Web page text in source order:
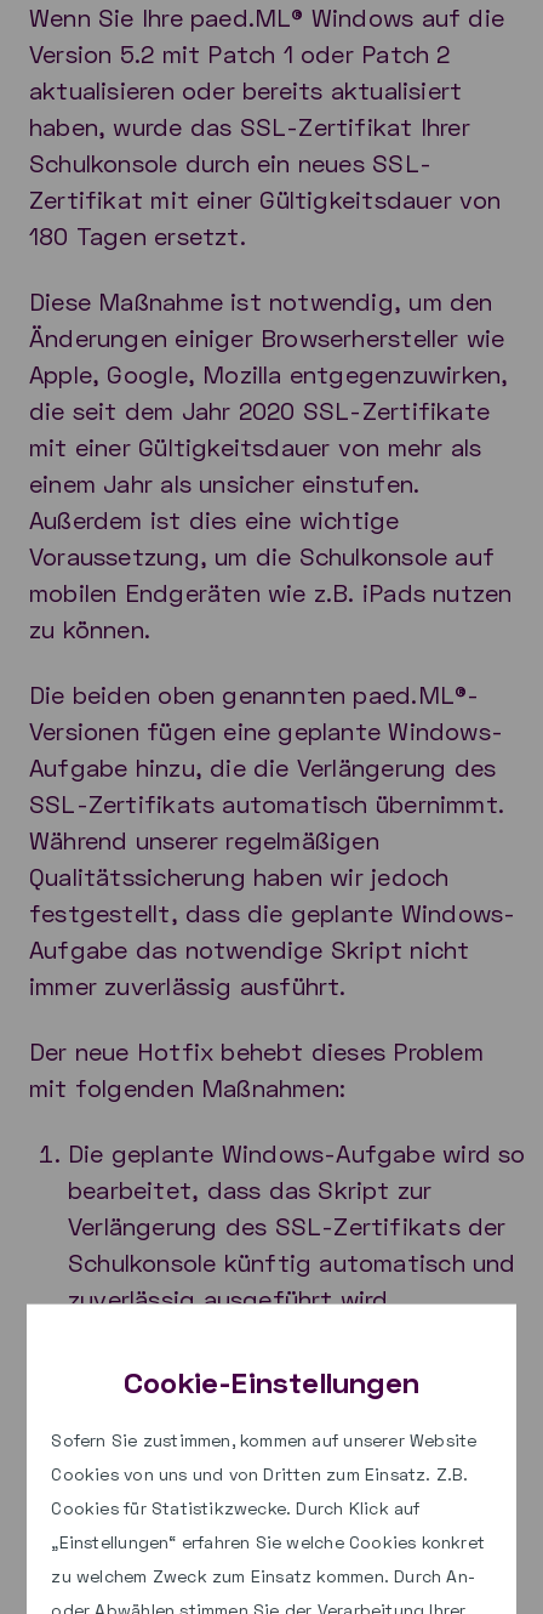
Cookie-Einstellungen
Sofern Sie zustimmen, kommen auf unserer Website
Cookies von uns und von Dritten zum Einsatz. Z.B.
Cookies für Statistikzwecke. Durch Klick auf
„Einstellungen“ erfahren Sie welche Cookies konkret
zu welchem Zweck zum Einsatz kommen. Durch An-
oder Abwählen stimmen Sie der Verarbeitung Ihrer
Wenn Sie Ihre paed.ML® Windows auf die
Version 5.2 mit Patch 1 oder Patch 2
aktualisieren oder bereits aktualisiert
haben, wurde das SSL-Zertifikat Ihrer
Schulkonsole durch ein neues SSL-
Zertifikat mit einer Gültigkeitsdauer von
180 Tagen ersetzt.
Diese Maßnahme ist notwendig, um den
Änderungen einiger Browserhersteller wie
Apple, Google, Mozilla entgegenzuwirken,
die seit dem Jahr 2020 SSL-Zertifikate
mit einer Gültigkeitsdauer von mehr als
einem Jahr als unsicher einstufen.
Außerdem ist dies eine wichtige
Voraussetzung, um die Schulkonsole auf
mobilen Endgeräten wie z.B. iPads nutzen
zu können.
Die beiden oben genannten paed.ML®-
Versionen fügen eine geplante Windows-
Aufgabe hinzu, die die Verlängerung des
SSL-Zertifikats automatisch übernimmt.
Während unserer regelmäßigen
Qualitätssicherung haben wir jedoch
festgestellt, dass die geplante Windows-
Aufgabe das notwendige Skript nicht
immer zuverlässig ausführt.
Der neue Hotfix behebt dieses Problem
mit folgenden Maßnahmen:
Die geplante Windows-Aufgabe wird so
bearbeitet, dass das Skript zur
Verlängerung des SSL-Zertifikats der
Schulkonsole künftig automatisch und
zuverlässig ausgeführt wird.
wird sofort ausgeführt, um
sicherzustellen, dass das SSL-
Zertifikat der Schulkonsole bei Bedarf
sofort verlängert wird.
Im Downloadbereich finden Sie die